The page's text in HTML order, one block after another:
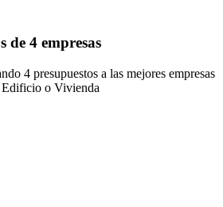
de 4 empresas
4 presupuestos a las mejores empresas
Edificio o Vivienda